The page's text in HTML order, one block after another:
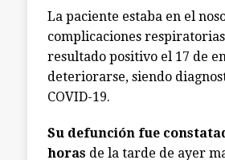
La paciente estaba en el
complicaciones
resultado positivo el 17 de
deteriorarse, siendo
COVID-19.
Su defunción fue
horas de la tarde de ayer